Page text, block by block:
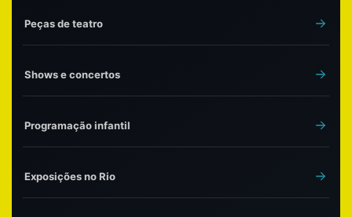
Peças de teatro
Shows e concertos
Programação infantil
Exposições no Rio